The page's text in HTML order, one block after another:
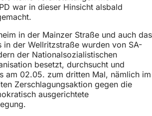
war in dieser Hinsicht alsbald
in der Mainzer Straße und auch das
in der Wellritzstraße wurden von SA-
der Nationalsozialistischen
besetzt, durchsucht und
am 02.05. zum dritten Mal, nämlich im
Zerschlagungsaktion gegen die
ausgerichtete